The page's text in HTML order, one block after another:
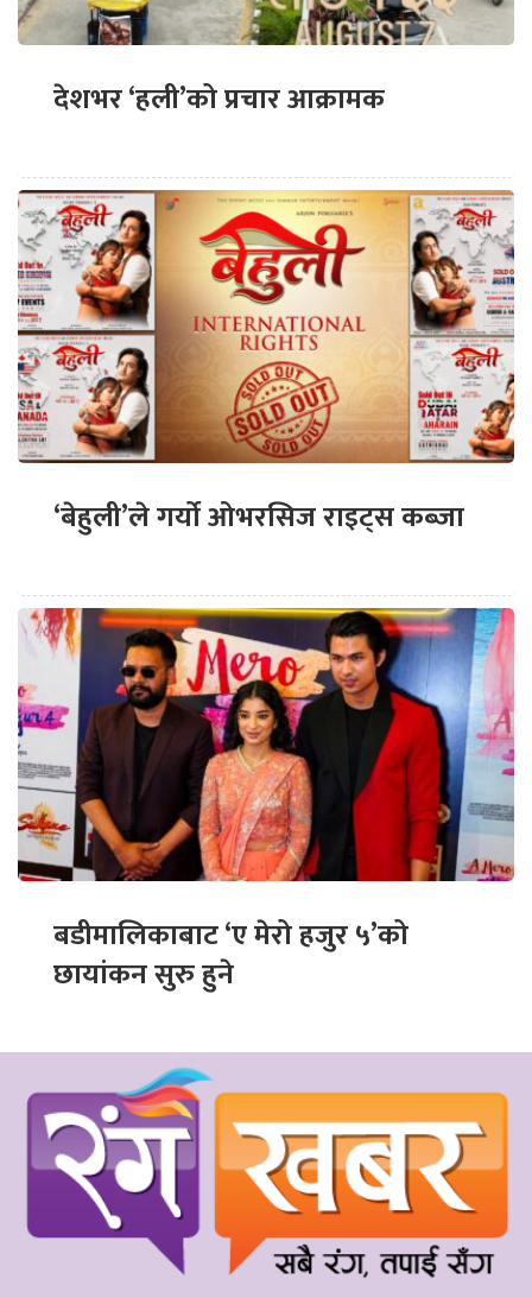
देशभर ‘हली’को प्रचार आक्रामक
‘बेहुली’ले गर्यो ओभरसिज राइट्स कब्जा
बडीमालिकाबाट ‘ए मेरो हजुर ५’को
छायांकन सुरु हुने